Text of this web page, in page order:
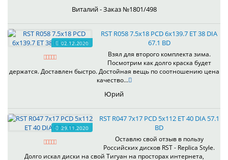
Виталий - Заказ №1801/498
02.12.2020
RST R058 7.5x18 PCD 6x139.7 ET 38 DIA
67.1 BD
Взял для второго комплекта зима.
Посмотрим как долго краска будет
держатся. Доставлен быстро. Достойная вещь по соотношению цена
качество...
Юрий
29.11.2020
RST R047 7x17 PCD 5x112 ET 40 DIA 57.1
BD
Оставлю свой отзыв в пользу
Российских дисков RST - Replica Style.
Долго искал диски на свой Тигуан на просторах интернета,